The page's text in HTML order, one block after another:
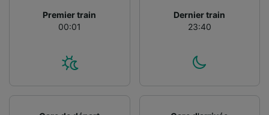
Premier train
00:01
Dernier train
23:40
performance des publicités et du contenu,
études d’audience et développement de
Liste de nos partenaires (fournisseurs)